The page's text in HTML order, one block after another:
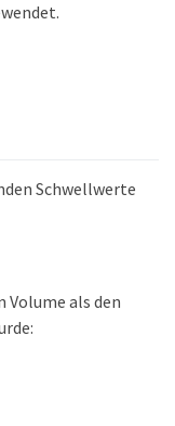
Schwellwerte
Volume als den